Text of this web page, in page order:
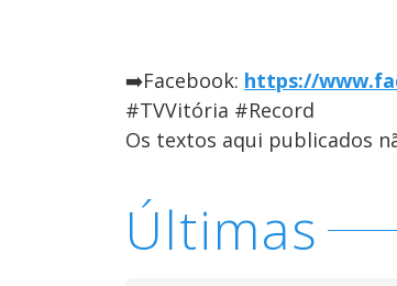
➡️Facebook: https://
#TVVitória #Record
Os textos aqui publicados
Últimas